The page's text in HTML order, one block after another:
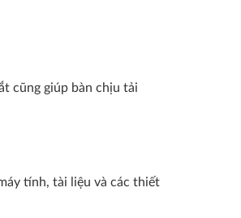
cũng giúp bàn chịu tải
tính, tài liệu và các thiết